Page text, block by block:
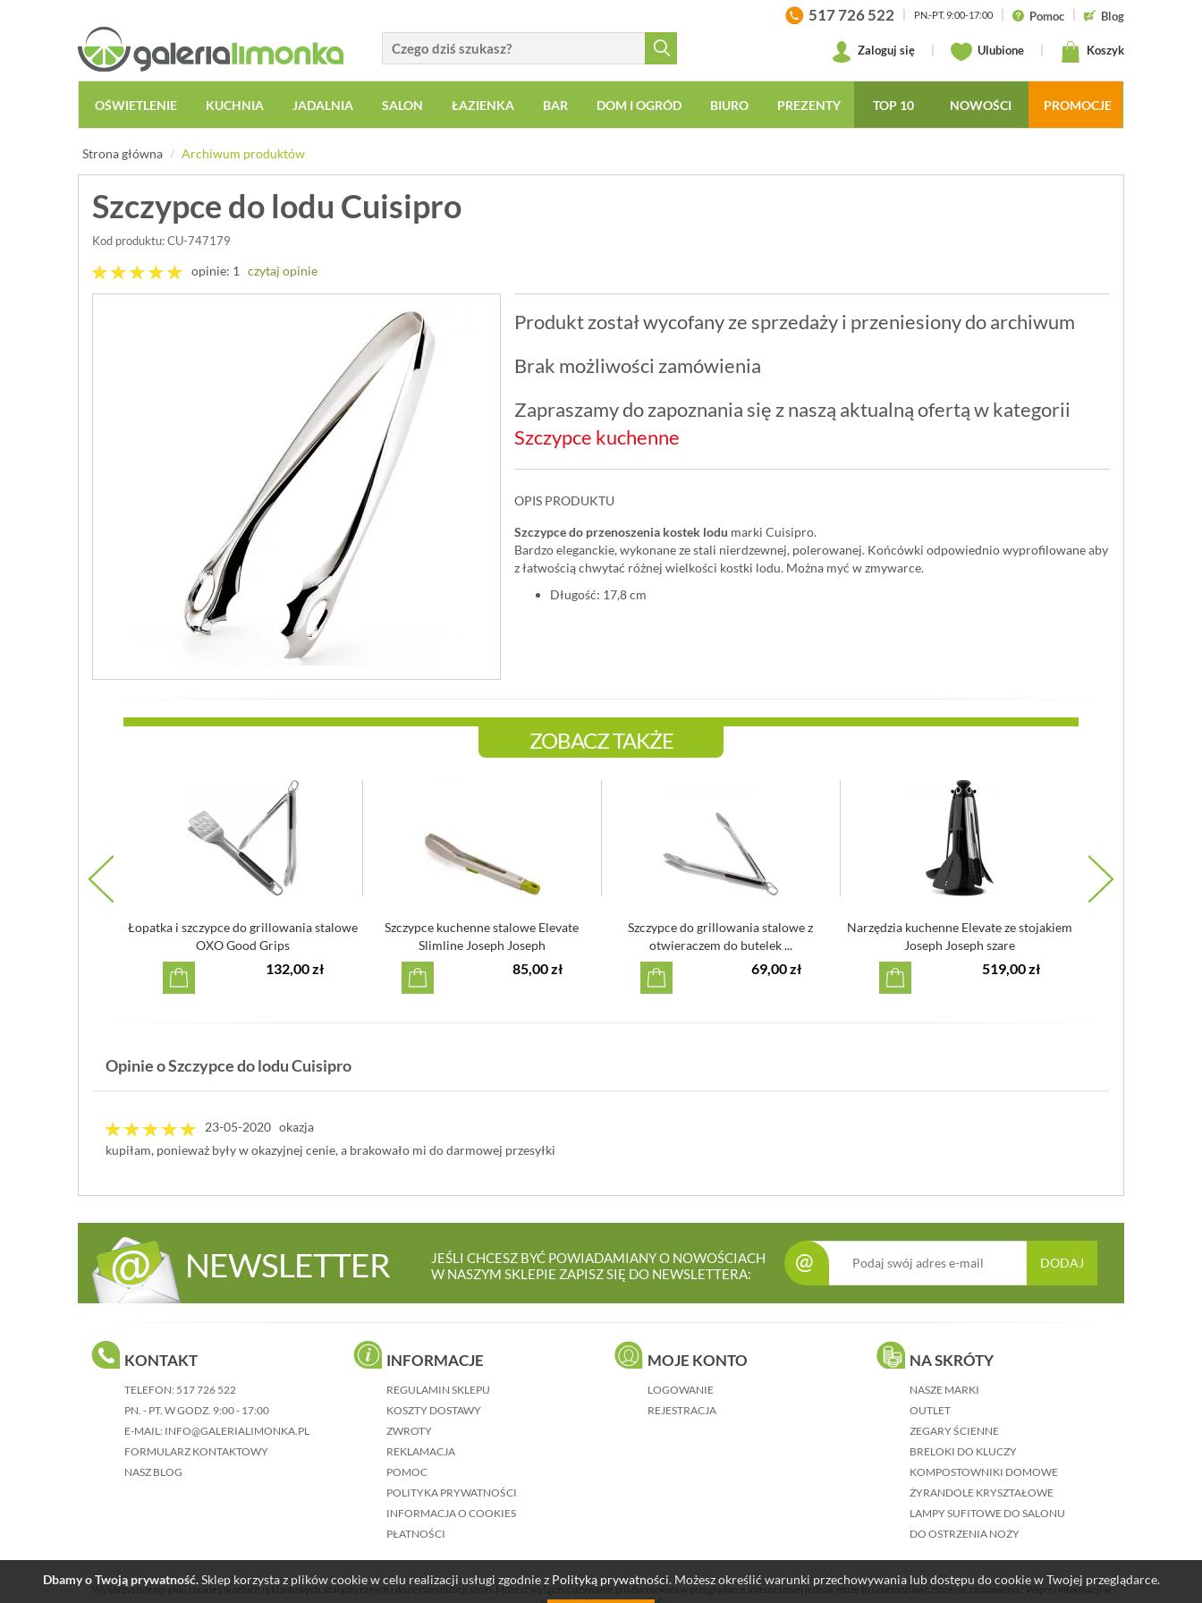
Dbamy o Twoją prywatność.Sklep korzysta z plików cookie w celu realizacji usługi zgodnie z Polityką prywatności. Możesz określić warunki przechowywania lub dostępu do cookie w Twojej przeglądarce.
517 726 522 PN.-PT. 9:00-17:00 Pomoc Blog
Zaloguj się Ulubione Koszyk
OŚWIETLENIE KUCHNIA JADALNIA SALON ŁAZIENKA BAR DOM I OGRÓD BIURO PREZENTY TOP 10 NOWOŚCI PROMOCJE
Strona główna Archiwum produktów
Szczypce do lodu Cuisipro
Kod produktu: CU-747179
opinie: 1 czytaj opinie
Produkt został wycofany ze sprzedaży i przeniesiony do archiwum
Brak możliwości zamówienia
Zapraszamy do zapoznania się z naszą aktualną ofertą w kategorii
Szczypce kuchenne
OPIS PRODUKTU
Szczypce do przenoszenia kostek lodu marki Cuisipro.
Bardzo eleganckie, wykonane ze stali nierdzewnej, polerowanej. Końcówki odpowiednio wyprofilowane aby
z łatwością chwytać różnej wielkości kostki lodu. Można myć w zmywarce.
Długość: 17,8 cm
ZOBACZ TAKŻE
Łopatka i szczypce do grillowania stalowe
OXO Good Grips
132,00 zł
Szczypce kuchenne stalowe Elevate
Slimline Joseph Joseph
85,00 zł
Szczypce do grillowania stalowe z
otwieraczem do butelek ...
69,00 zł
Narzędzia kuchenne Elevate ze stojakiem
Joseph Joseph szare
519,00 zł
Opinie o Szczypce do lodu Cuisipro
23-05-2020 okazja
kupiłam, ponieważ były w okazyjnej cenie, a brakowało mi do darmowej przesyłki
NEWSLETTER
JEŚLI CHCESZ BYĆ POWIADAMIANY O NOWOŚCIACH
W NASZYM SKLEPIE ZAPISZ SIĘ DO NEWSLETTERA:
@ DODAJ
KONTAKT
TELEFON: 517 726 522
PN. - PT. W GODZ. 9:00 - 17:00
E-MAIL: INFO@GALERIALIMONKA.PL
FORMULARZ KONTAKTOWY
NASZ BLOG
INFORMACJE
REGULAMIN SKLEPU
KOSZTY DOSTAWY
ZWROTY
REKLAMACJA
POMOC
POLITYKA PRYWATNOŚCI
INFORMACJA O COOKIES
PŁATNOŚCI
MOJE KONTO
LOGOWANIE
REJESTRACJA
NA SKRÓTY
NASZE MARKI
OUTLET
ZEGARY ŚCIENNE
BRELOKI DO KLUCZY
KOMPOSTOWNIKI DOMOWE
ŻYRANDOLE KRYSZTAŁOWE
LAMPY SUFITOWE DO SALONU
DO OSTRZENIA NOŻY
Wykorzystujemy pliki cookies w celach reklamowych, statystycznych i do personalizacji stron. Możesz wyłączyć używanie plików cookies w przeglądarce internetowej jednak może to uniemożliwić złożenie zamówienia! Więcej informacji w